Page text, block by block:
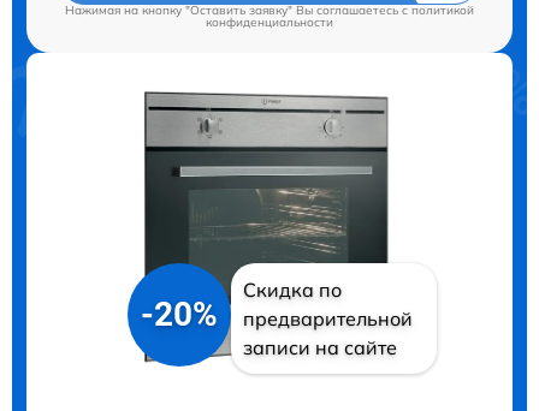
Нажимая на кнопку "Оставить заявку" Вы соглашаетесь cполитикой
конфиденциальности
-20%
Скидка по
предварительной
записи на сайте